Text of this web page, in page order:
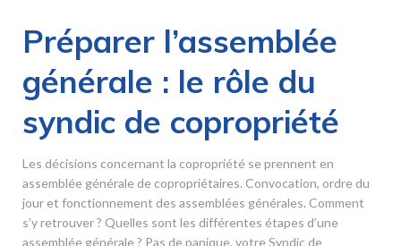
Préparer l’assemblée
générale : le rôle du
syndic de copropriété
Les décisions concernant la copropriété se prennent en
assemblée générale de copropriétaires. Convocation, ordre du
jour et fonctionnement des assemblées générales. Comment
s’y retrouver ? Quelles sont les différentes étapes d’une
assemblée générale ? Pas de panique, votre Syndic de